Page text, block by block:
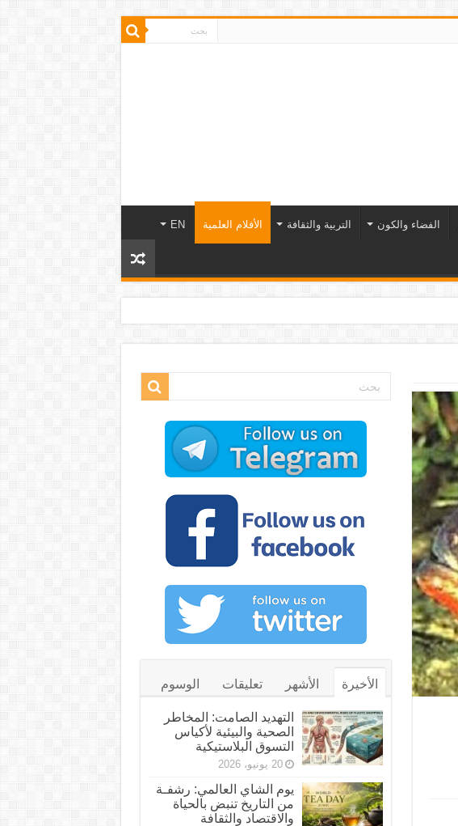
الفضاء والكون التربية والثقافة الأفلام العلمية EN
الأخيرة الأشهر تعليقات الوسوم
التهديد الصامت: المخاطر
الصحية والبيئية لأكياس
التسوق البلاستيكية
20 يونيو، 2026
يوم الشاي العالمي: رشفـة
من التاريخ تنبض بالحياة
والاقتصاد والثقافة